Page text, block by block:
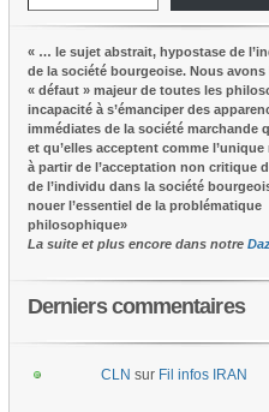
« … le sujet abstrait, hypostase de
de la société bourgeoise. Nous avons
« défaut » majeur de toutes les
incapacité à s’émanciper des
immédiates de la société marchande
et qu’elles acceptent comme l’unique
à partir de l’acceptation non critique
de l’individu dans la société
nouer l’essentiel de la problématique
philosophique»
La suite et plus encore dans notre
Derniers commentaires
CLN sur Fil infos IRAN